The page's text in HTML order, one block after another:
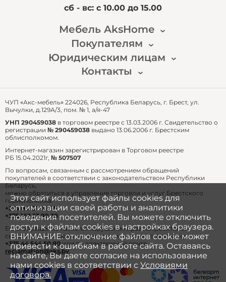
сб - вс: с 10.00 до 15.00
Мебель AksHome
Наша история
Новости
Публичный договор
Покупателям
Доставка и оплата
Гарантия и возврат
Юридическим лицам
Для перепродажи
Контакты
тел.: +375 29 361 91 87
ЧУП «Акс-мебель» 224026, Республика Беларусь, г. Брест, ул.
Вычулки, д.129А/3, пом. № 1, а/я-47
УНП 290459038 в торговом реестре с 13.03.2006 г. Свидетельство о
регистрации № 290459038 выдано 13.06.2006 г. Брестским
облисполкомом.
Интернет-магазин зарегистрирован в Торговом реестре
РБ 15.04.2021г, № 507507
По вопросам, связанным с рассмотрением обращений
покупателей в соответствии с законодательством Республики
Беларусь,
можно обратиться в управление торговли и услуг Брестского
горисполкома:
+375 162 21 04 65
+375 162 53 99 28.
Если обращение касается нарушения прав потребителей,
связаться с уполномоченным лицом можно по телефону:
+375 44 544 50 80или по электронной почте
reclamation@aks.by.
Этот сайт использует файлы cookies для
оптимизации своей работы и аналитики
поведения посетителей. Вы можете отключить
доступ к файлам cookies в настройках браузера.
ВНИМАНИЕ: отключение файлов cookie может
привести к ошибкам в работе сайта. Оставаясь
на сайте, Вы даете согласие на использование
нами cookies в соответствии с Условиями
договора.